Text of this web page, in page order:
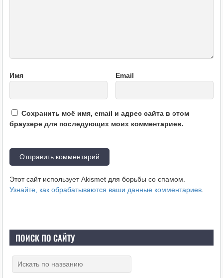
Имя Email
Сохранить моё имя, email и адрес сайта в этом
браузере для последующих моих комментариев.
Этот сайт использует Akismet для борьбы со спамом.
Узнайте, как обрабатываются ваши данные комментариев.
ПОИСК ПО САЙТУ